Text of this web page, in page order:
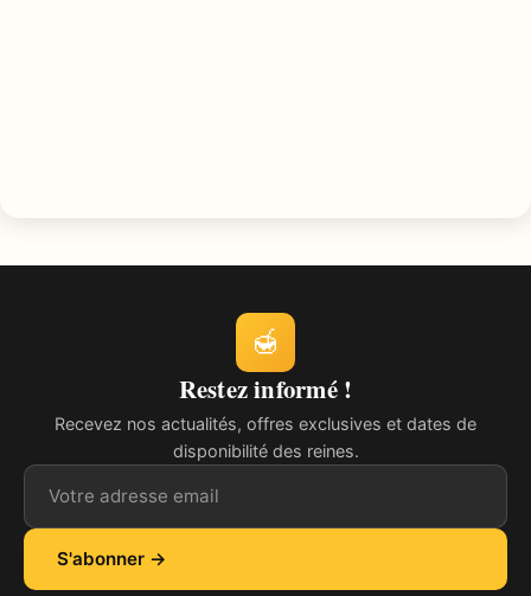
🍯
Restez informé !
Recevez nos actualités, offres exclusives et dates de
disponibilité des reines.
Adresse email
S'abonner →